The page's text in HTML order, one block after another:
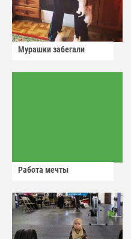
Мурашки забегали
Работа мечты